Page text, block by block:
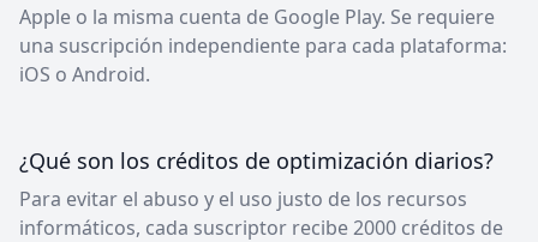
Apple o la misma cuenta de Google Play. Se requiere
una suscripción independiente para cada plataforma:
iOS o Android.
¿Qué son los créditos de optimización diarios?
Para evitar el abuso y el uso justo de los recursos
informáticos, cada suscriptor recibe 2000 créditos de